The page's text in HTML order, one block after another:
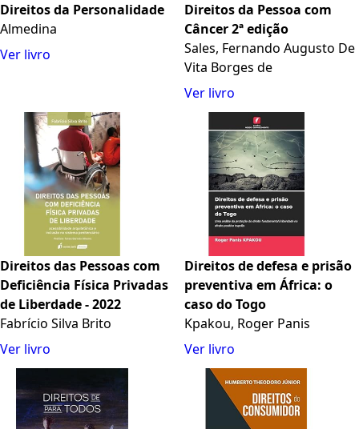
Direitos da Personalidade
Almedina
Ver livro
Direitos da Pessoa com
Câncer 2ª edição
Sales, Fernando Augusto De
Vita Borges de
Ver livro
Direitos das Pessoas com
Deficiência Física Privadas
de Liberdade - 2022
Fabrício Silva Brito
Ver livro
Direitos de defesa e prisão
preventiva em África: o
caso do Togo
Kpakou, Roger Panis
Ver livro